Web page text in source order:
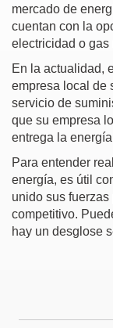
mercado de
cuentan con la
electricidad o gas
En la actualidad,
empresa local de
servicio de
que su empresa
entrega la
Para entender
energía, es útil
unido sus
competitivo.
hay un desglose